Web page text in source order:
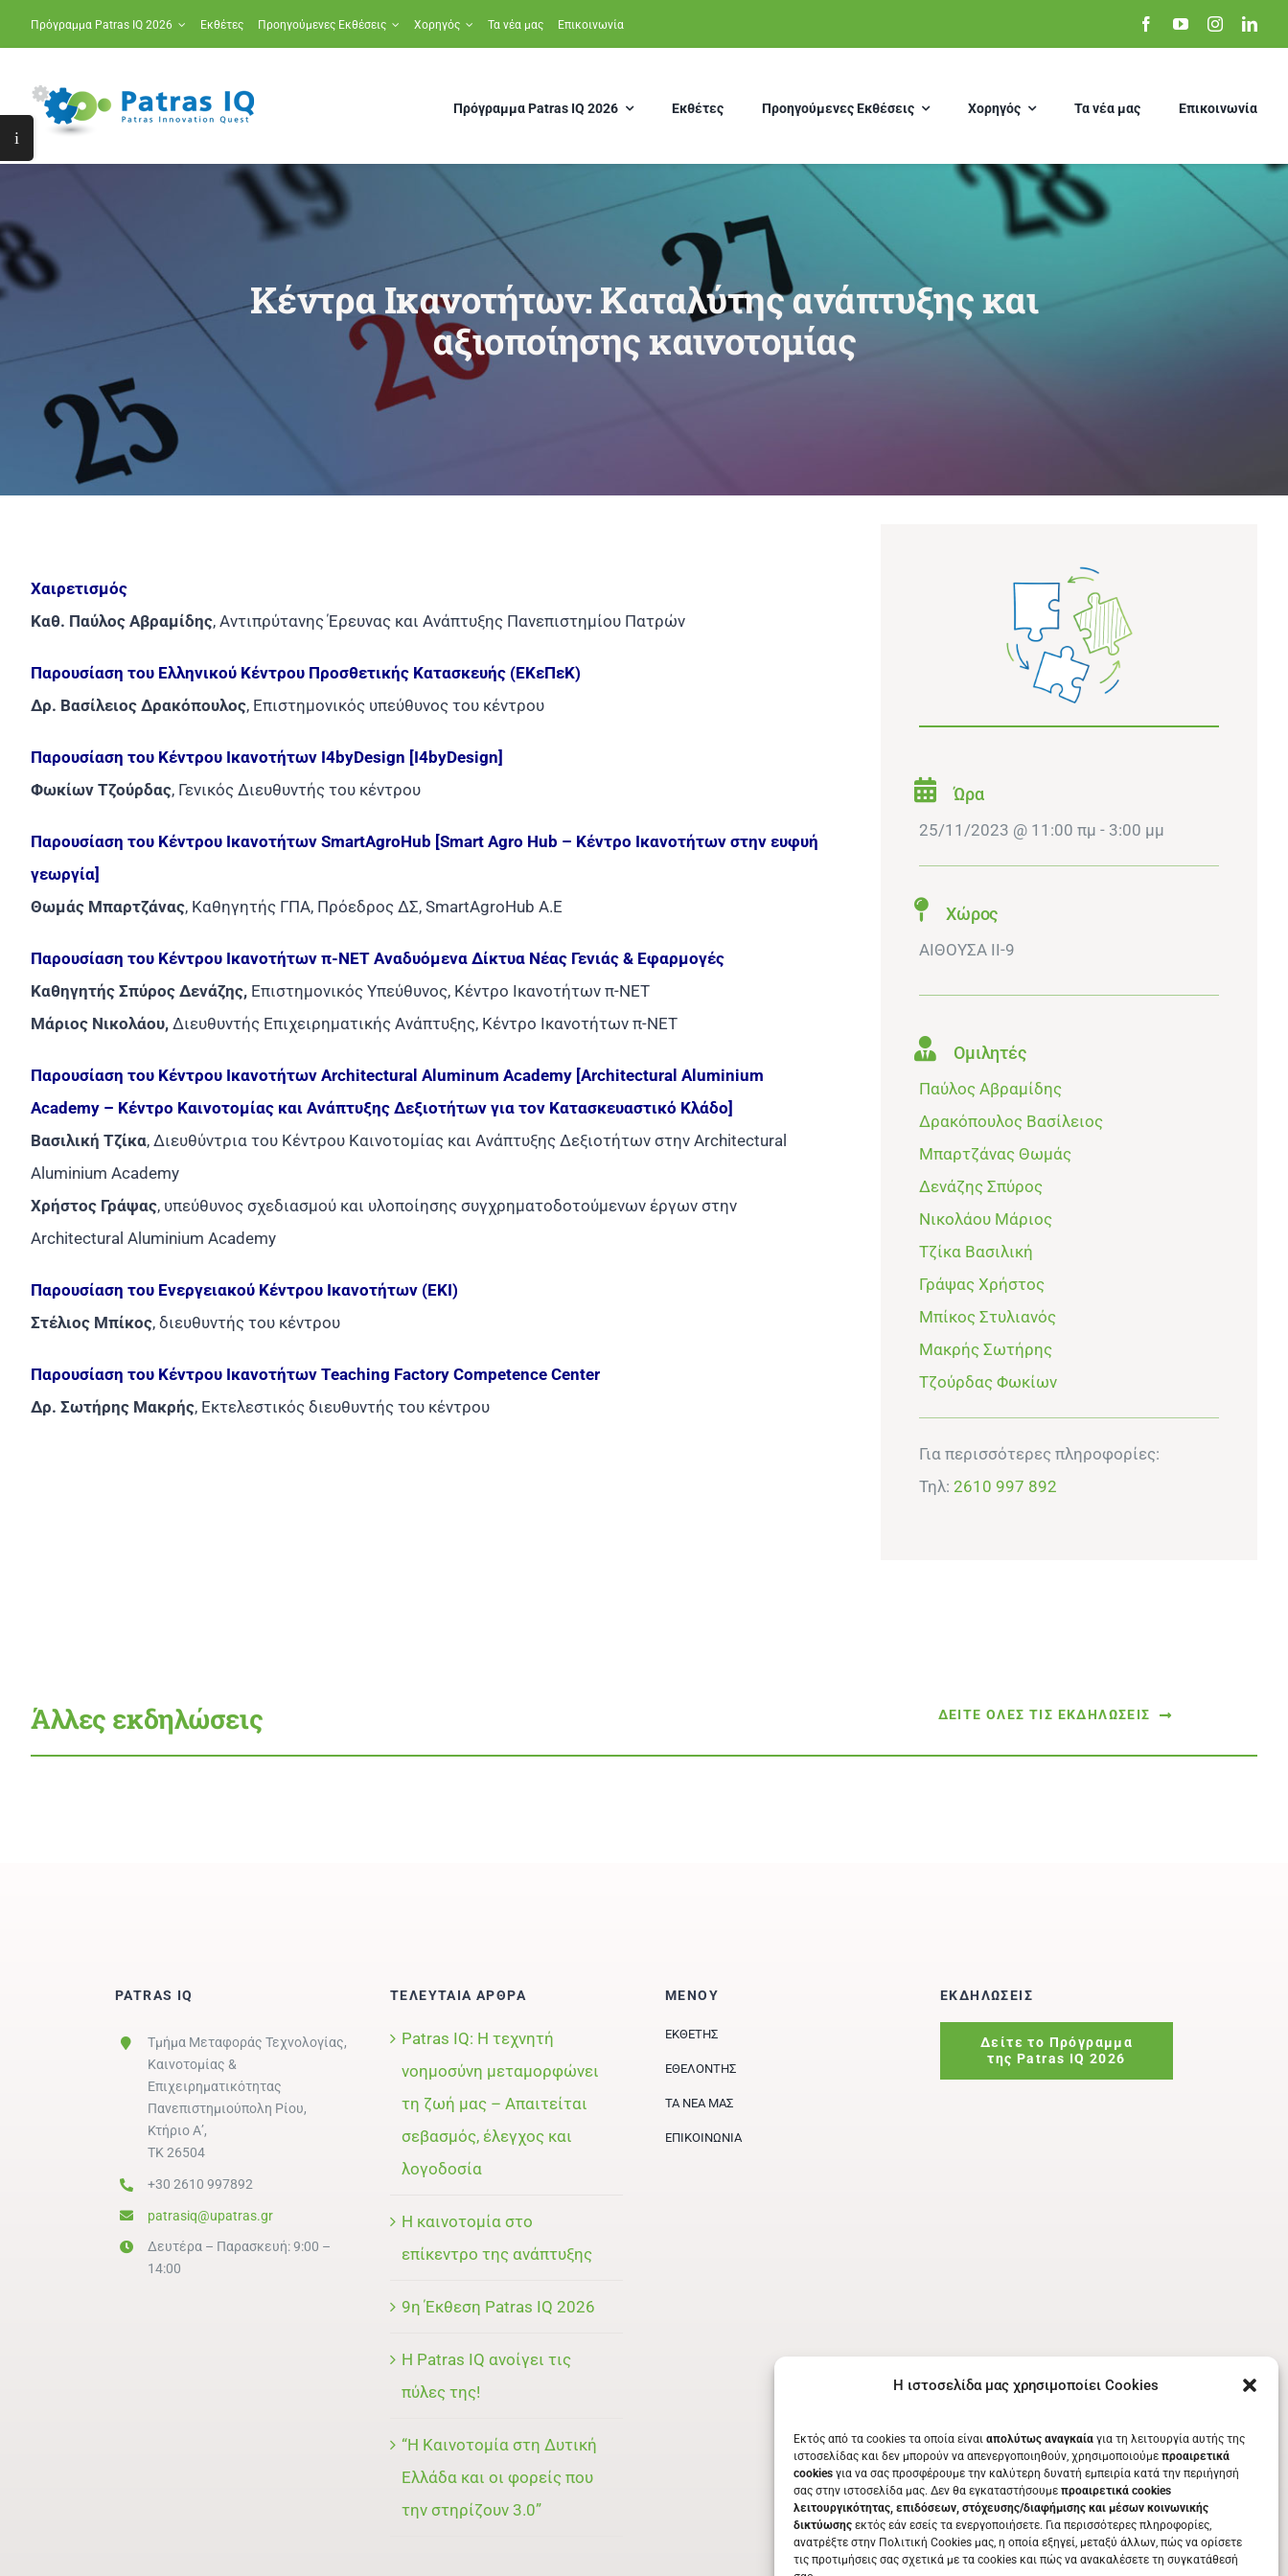
Η ιστοσελίδα μας χρησιμοποίει Cookies
Εκτός από τα cookies τα οποία είναι απολύτως αναγκαία για τη λειτουργία αυτής της
ιστοσελίδας και δεν μπορούν να απενεργοποιηθούν, χρησιμοποιούμε προαιρετικά
cookies για να σας προσφέρουμε την καλύτερη δυνατή εμπειρία κατά την περιήγησή
σας στην ιστοσελίδα μας. Δεν θα εγκαταστήσουμε προαιρετικά cookies
λειτουργικότητας, επιδόσεων, στόχευσης/διαφήμισης και μέσων κοινωνικής
δικτύωσης εκτός εάν εσείς τα ενεργοποιήσετε. Για περισσότερες πληροφορίες,
ανατρέξτε στην Πολιτική Cookies μας, η οποία εξηγεί, μεταξύ άλλων, πώς να ορίσετε
τις προτιμήσεις σας σχετικά με τα cookies και πώς να ανακαλέσετε τη συγκατάθεσή
Μετάβαση
στο
περιεχόμενο
Πρόγραμμα Patras IQ 2026 Εκθέτες Προηγούμενες Εκθέσεις Χορηγός Τα νέα μας Επικοινωνία
Πρόγραμμα Patras IQ 2026 Εκθέτες Προηγούμενες Εκθέσεις Χορηγός Τα νέα μας Επικοινωνία
Κέντρα Ικανοτήτων: Καταλύτης ανάπτυξης και
αξιοποίησης καινοτομίας
Χαιρετισμός
Καθ. Παύλος Αβραμίδης, Αντιπρύτανης Έρευνας και Ανάπτυξης Πανεπιστημίου Πατρών
Παρουσίαση του Ελληνικού Κέντρου Προσθετικής Κατασκευής (ΕΚεΠεΚ)
Δρ. Βασίλειος Δρακόπουλος, Επιστημονικός υπεύθυνος του κέντρου
Παρουσίαση του Κέντρου Ικανοτήτων I4byDesign [I4byDesign]
Φωκίων Τζούρδας, Γενικός Διευθυντής του κέντρου
Παρουσίαση του Κέντρου Ικανοτήτων SmartAgroHub [Smart Agro Hub – Κέντρο Ικανοτήτων στην ευφυή
γεωργία]
Θωμάς Μπαρτζάνας, Καθηγητής ΓΠΑ, Πρόεδρος ΔΣ, SmartAgroHub A.E
Παρουσίαση του Κέντρου Ικανοτήτων π-ΝΕΤ Αναδυόμενα Δίκτυα Νέας Γενιάς & Εφαρμογές
Καθηγητής Σπύρος Δενάζης, Επιστημονικός Υπεύθυνος, Κέντρο Ικανοτήτων π-ΝΕΤ
Μάριος Νικολάου,Διευθυντής Επιχειρηματικής Ανάπτυξης, Κέντρο Ικανοτήτων π-ΝΕΤ
Παρουσίαση του Κέντρου Ικανοτήτων Architectural Aluminum Academy [Architectural Aluminium
Academy – Κέντρο Καινοτομίας και Ανάπτυξης Δεξιοτήτων για τον Κατασκευαστικό Κλάδο]
Βασιλική Τζίκα, Διευθύντρια του Κέντρου Καινοτομίας και Ανάπτυξης Δεξιοτήτων στην Architectural
Aluminium Academy
Χρήστος Γράψας, υπεύθυνος σχεδιασμού και υλοποίησης συγχρηματοδοτούμενων έργων στην
Architectural Aluminium Academy
Παρουσίαση του Ενεργειακού Κέντρου Ικανοτήτων (ΕΚΙ)
Στέλιος Μπίκος, διευθυντής του κέντρου
Παρουσίαση του Κέντρου Ικανοτήτων Teaching Factory Competence Center
Δρ. Σωτήρης Μακρής, Εκτελεστικός διευθυντής του κέντρου
Ώρα
25/11/2023 @ 11:00 πμ - 3:00 μμ
Χώρος
ΑΙΘΟΥΣΑ ΙΙ-9
Ομιλητές
Παύλος Αβραμίδης
Δρακόπουλος Βασίλειος
Μπαρτζάνας Θωμάς
Δενάζης Σπύρος
Νικολάου Μάριος
Τζίκα Βασιλική
Γράψας Χρήστος
Μπίκος Στυλιανός
Μακρής Σωτήρης
Τζούρδας Φωκίων
Για περισσότερες πληροφορίες:
Τηλ:2610 997 892
Άλλες εκδηλώσεις ΔΕΙΤΕ ΟΛΕΣ ΤΙΣ ΕΚΔΗΛΩΣΕΙΣ
PATRAS IQ
Τμήμα Μεταφοράς Τεχνολογίας,
Καινοτομίας &
Επιχειρηματικότητας
Πανεπιστημιούπολη Ρίου,
Κτήριο Α’,
ΤΚ 26504
+30 2610 997892
patrasiq@upatras.gr
Δευτέρα – Παρασκευή: 9:00 –
14:00
ΤΕΛΕΥΤΑΙΑ ΑΡΘΡΑ
Patras IQ: Η τεχνητή
νοημοσύνη μεταμορφώνει
τη ζωή μας – Απαιτείται
σεβασμός, έλεγχος και
λογοδοσία
Η καινοτομία στο
επίκεντρο της ανάπτυξης
9η Έκθεση Patras IQ 2026
Η Patras IQ ανοίγει τις
πύλες της!
“Η Καινοτομία στη Δυτική
Ελλάδα και οι φορείς που
την στηρίζουν 3.0”
ΜΕΝΟΥ
ΕΚΘΈΤΗΣ
ΕΘΕΛΟΝΤΉΣ
ΤΑ ΝΈΑ ΜΑΣ
ΕΠΙΚΟΙΝΩΝΊΑ
ΕΚΔΗΛΩΣΕΙΣ
Δείτε το Πρόγραμμα
της Patras IQ 2026
Toggle
Sliding
Area